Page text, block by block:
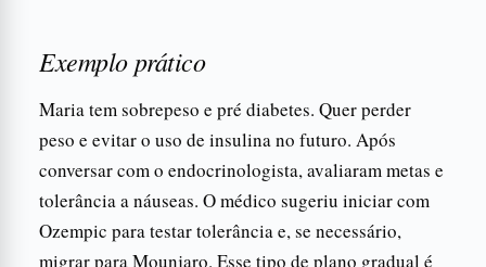
Exemplo prático
Maria tem sobrepeso e pré diabetes. Quer perder
peso e evitar o uso de insulina no futuro. Após
conversar com o endocrinologista, avaliaram metas e
tolerância a náuseas. O médico sugeriu iniciar com
Ozempic para testar tolerância e, se necessário,
migrar para Mounjaro. Esse tipo de plano gradual é